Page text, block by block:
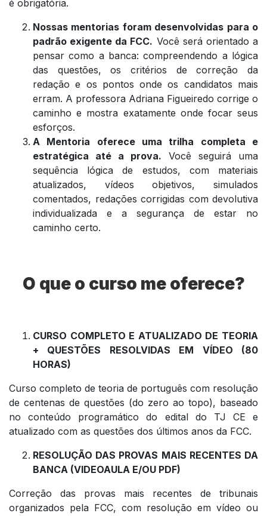
é obrigatória.
Nossas mentorias foram desenvolvidas para o
padrão exigente da FCC. Você será orientado a
pensar como a banca: compreendendo a lógica
das questões, os critérios de correção da
redação e os pontos onde os candidatos mais
erram. A professora Adriana Figueiredo corrige o
caminho e mostra exatamente onde focar seus
esforços.
A Mentoria oferece uma trilha completa e
estratégica até a prova. Você seguirá uma
sequência lógica de estudos, com materiais
atualizados, vídeos objetivos, simulados
comentados, redações corrigidas com devolutiva
individualizada e a segurança de estar no
caminho certo.
O que o curso me oferece?
CURSO COMPLETO E ATUALIZADO DE TEORIA
+ QUESTÕES RESOLVIDAS EM VÍDEO (80
HORAS)
Curso completo de teoria de português com resolução
de centenas de questões (do zero ao topo), baseado
no conteúdo programático do edital do TJ CE e
atualizado com as questões dos últimos anos da FCC.
RESOLUÇÃO DAS PROVAS MAIS RECENTES DA
BANCA (VIDEOAULA E/OU PDF)
Correção das provas mais recentes de tribunais
organizados pela FCC, com resolução em vídeo ou